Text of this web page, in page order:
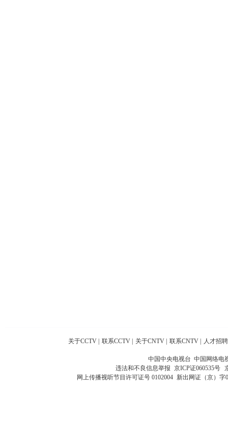
关于CCTV 联系CCTV 关于CNTV 联系CNTV 人才招聘
中国中央电视台 中国网络电
违法和不良信息举报 京ICP证060535号
网上传播视听节目许可证号 0102004 新出网证（京）